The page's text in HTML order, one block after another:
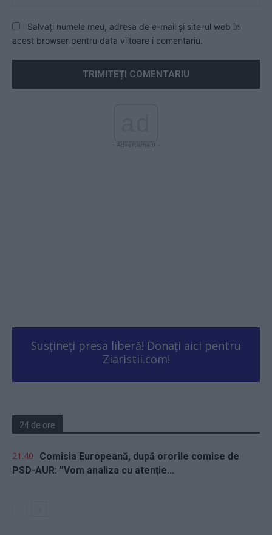
Salvați numele meu, adresa de e-mail și site-ul web în
acest browser pentru data viitoare i comentariu.
- Advertisment -
Susțineți presa liberă! Donați aici pentru
Ziaristii.com!
24 de ore
21.40
Comisia Europeană, după ororile comise de
PSD-AUR: ”Vom analiza cu atenție...